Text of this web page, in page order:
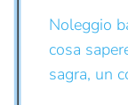
Noleggio
cosa
sagra, un